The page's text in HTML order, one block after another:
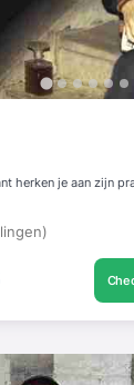
herken je aan zijn